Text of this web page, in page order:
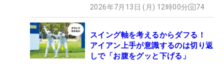
2026年7月13日 (月) 12時00分 74
スイング軸を考えるからダフる！
アイアン上手が意識するのは切り返
しで「お腹をグッと下げる」